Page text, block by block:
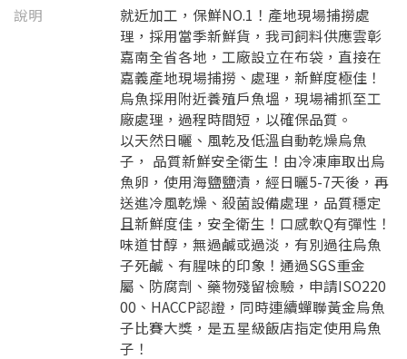
說明
就近加工，保鮮NO.1！產地現場捕撈處
理，採用當季新鮮貨，我司飼料供應雲彰
嘉南全省各地，工廠設立在布袋，直接在
嘉義產地現場捕撈、處理，新鮮度極佳！
烏魚採用附近養殖戶魚塭，現場補抓至工
廠處理，過程時間短，以確保品質。
以天然日曬、風乾及低溫自動乾燥烏魚
子， 品質新鮮安全衛生！由冷凍庫取出烏
魚卵，使用海鹽鹽漬，經日曬5-7天後，再
送進冷風乾燥、殺菌設備處理，品質穩定
且新鮮度佳，安全衛生！口感軟Q有彈性！
味道甘醇，無過鹹或過淡，有別過往烏魚
子死鹹、有腥味的印象！通過SGS重金
屬、防腐劑、藥物殘留檢驗，申請ISO220
00、HACCP認證，同時連續蟬聯黃金烏魚
子比賽大獎，是五星級飯店指定使用烏魚
子！